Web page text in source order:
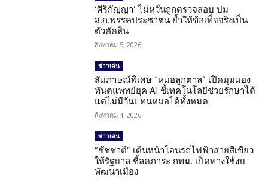
‘ศิริกัญญา’ ไม่หวั่นถูกตรวจสอบ ปม
ส.ก.พรรคประชาชน ย้ำให้ข้อเท็จจริงเป็น
ตัวตัดสิน
สิงหาคม 5, 2026
ข่าวเด่น
สัมภาษณ์พิเศษ “หมอลูกตาล” เปิดมุมมอง
ทันตแพทย์ยุค AI ชี้เทคโนโลยีช่วยรักษาได้
แต่ไม่มีวันแทนหมอได้ทั้งหมด
สิงหาคม 4, 2026
ข่าวเด่น
“ชัชชาติ” เดินหน้าโอนรถไฟฟ้าสายสีเขียว
ให้รัฐบาล ชี้ลดภาระ กทม. เปิดทางใช้งบ
พัฒนาเมือง